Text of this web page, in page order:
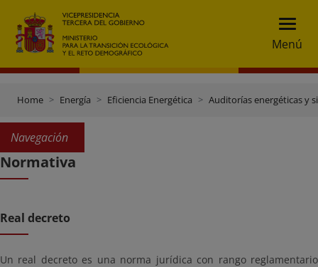
Menú
Home Energía Eficiencia Energética Auditorías energéticas y
Navegación
Normativa
Real decreto
Un real decreto es una norma jurídica con rango reglamentario